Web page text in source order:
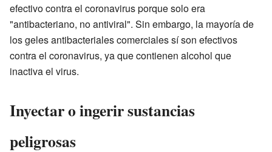
efectivo contra el coronavirus porque solo era
"antibacteriano, no antiviral". Sin embargo, la mayoría de
los geles antibacteriales comerciales sí son efectivos
contra el coronavirus, ya que contienen alcohol que
inactiva el virus.
Inyectar o ingerir sustancias
peligrosas